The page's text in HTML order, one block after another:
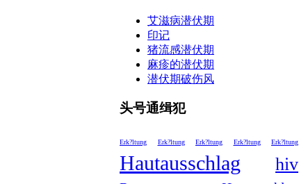
艾滋病潜伏期
印记
猪流感潜伏期
麻疹的潜伏期
潜伏期破伤风
头号通缉犯
Erk?ltung Erk?ltung Erk?ltung Erk?ltung Erk?ltung
Hautausschlag hiv